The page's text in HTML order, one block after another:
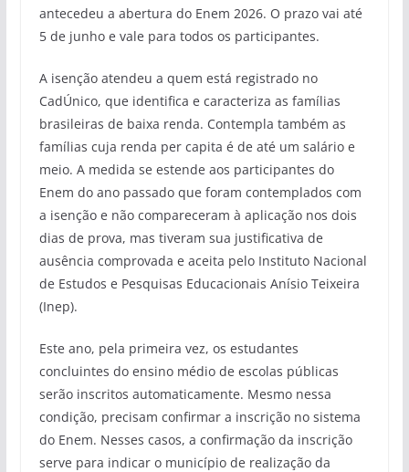
antecedeu a abertura do Enem 2026. O prazo vai até
5 de junho e vale para todos os participantes.
A isenção atendeu a quem está registrado no
CadÚnico, que identifica e caracteriza as famílias
brasileiras de baixa renda. Contempla também as
famílias cuja renda per capita é de até um salário e
meio. A medida se estende aos participantes do
Enem do ano passado que foram contemplados com
a isenção e não compareceram à aplicação nos dois
dias de prova, mas tiveram sua justificativa de
ausência comprovada e aceita pelo Instituto Nacional
de Estudos e Pesquisas Educacionais Anísio Teixeira
(Inep).
Este ano, pela primeira vez, os estudantes
concluintes do ensino médio de escolas públicas
serão inscritos automaticamente. Mesmo nessa
condição, precisam confirmar a inscrição no sistema
do Enem. Nesses casos, a confirmação da inscrição
serve para indicar o município de realização da